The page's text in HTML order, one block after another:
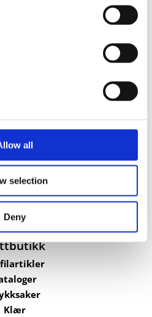
all
selection
Deny
konsepter i alle kanaler – Alt
sammensatte kampanjer
82 67 00
21, 4016 Stavanger
08:00 – 16:00
Klær